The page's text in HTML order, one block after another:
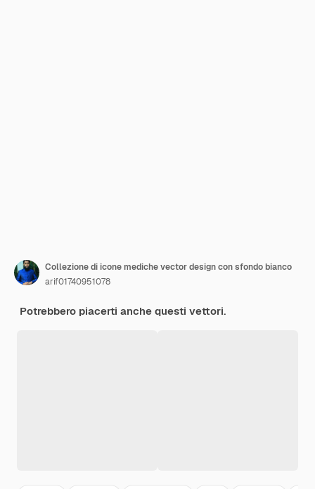
Collezione di icone mediche vector design con sfondo bianco
arif01740951078
Potrebbero piacerti anche questi vettori.